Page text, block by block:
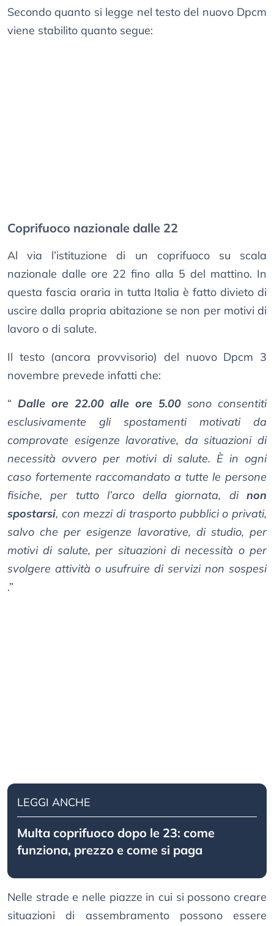
Secondo quanto si legge nel testo del nuovo Dpcm
viene stabilito quanto segue:
Coprifuoco nazionale dalle 22
Al via l’istituzione di un coprifuoco su scala
nazionale dalle ore 22 fino alla 5 del mattino. In
questa fascia oraria in tutta Italia è fatto divieto di
uscire dalla propria abitazione se non per motivi di
lavoro o di salute.
Il testo (ancora provvisorio) del nuovo Dpcm 3
novembre prevede infatti che:
“ Dalle ore 22.00 alle ore 5.00 sono consentiti
esclusivamente gli spostamenti motivati da
comprovate esigenze lavorative, da situazioni di
necessità ovvero per motivi di salute. È in ogni
caso fortemente raccomandato a tutte le persone
fisiche, per tutto l’arco della giornata, di non
spostarsi, con mezzi di trasporto pubblici o privati,
salvo che per esigenze lavorative, di studio, per
motivi di salute, per situazioni di necessità o per
svolgere attività o usufruire di servizi non sospesi
.”
LEGGI ANCHE
Multa coprifuoco dopo le 23: come
funziona, prezzo e come si paga
Nelle strade e nelle piazze in cui si possono creare
situazioni di assembramento possono essere